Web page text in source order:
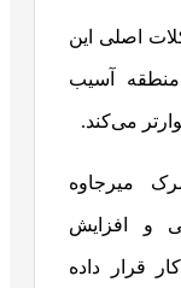
اصلی این
آسیب
می‌کند.
میرجاوه
و افزایش
قرار داده